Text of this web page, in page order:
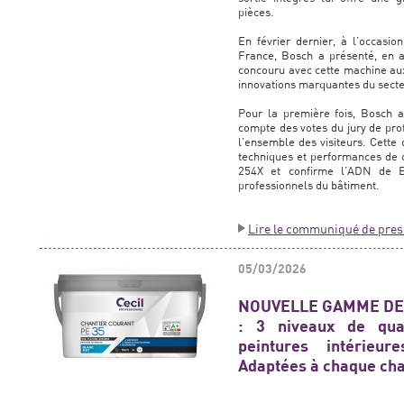
pièces.
En février dernier, à
France, Bosch a présenté, en
concouru avec cette machine
innovations marquantes du
Pour la première fois, Bosch
compte des votes du jury de
l’ensemble des visiteurs.
techniques et performances de
254X et confirme l’ADN
professionnels du bâtiment.
Lire le communiqué de
05/03/2026
NOUVELLE GAMME
: 3 niveaux de
peintures
Adaptées à chaque